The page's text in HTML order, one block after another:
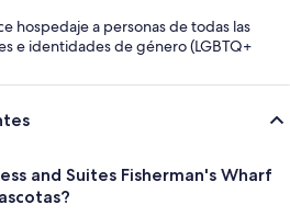
hospedaje a personas de todas las
e identidades de género (LGBTQ+
and Suites Fisherman's Wharf